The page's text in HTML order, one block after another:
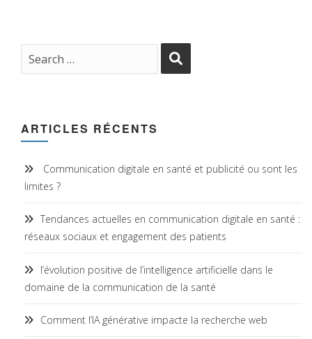
ARTICLES RÉCENTS
Communication digitale en santé et publicité ou sont les
limites ?
Tendances actuelles en communication digitale en santé :
réseaux sociaux et engagement des patients
l’évolution positive de l’intelligence artificielle dans le
domaine de la communication de la santé
Comment l’IA générative impacte la recherche web